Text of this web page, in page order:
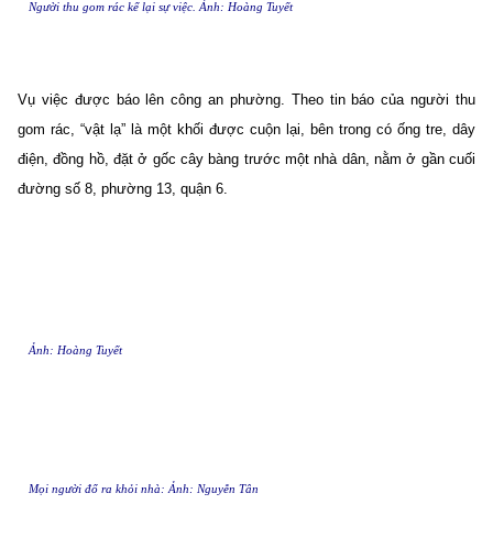
Người thu gom rác kể lại sự việc. Ảnh: Hoàng Tuyết
Vụ việc được báo lên công an phường. Theo tin báo của người thu
gom rác, “vật lạ” là một khối được cuộn lại, bên trong có ống tre, dây
điện, đồng hồ, đặt ở gốc cây bàng trước một nhà dân, nằm ở gần cuối
đường số 8, phường 13, quận 6.
Ảnh: Hoàng Tuyết
Mọi người đổ ra khỏi nhà: Ảnh: Nguyễn Tân